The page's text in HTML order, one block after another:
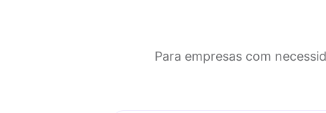
Para empresas com